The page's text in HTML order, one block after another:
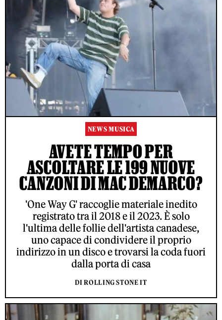
NEWS MUSICA
AVETE TEMPO PER
ASCOLTARE LE 199 NUOVE
CANZONI DI MAC DEMARCO?
'One Way G' raccoglie materiale inedito
registrato tra il 2018 e il 2023. È solo
l'ultima delle follie dell'artista canadese,
uno capace di condividere il proprio
indirizzo in un disco e trovarsi la coda fuori
dalla porta di casa
DI ROLLING STONE IT